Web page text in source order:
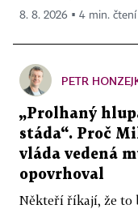
8. 8. 2026 ▪ 4 min. čtení
PETR
„Prolhaný
stáda“. Proč
vláda vedená
opovrhoval
Někteří říkají, že to